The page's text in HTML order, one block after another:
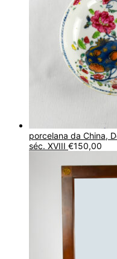
porcelana da China,
séc. XVIII €150,00